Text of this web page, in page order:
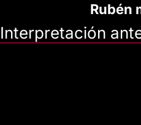
Rubén
Interpretación